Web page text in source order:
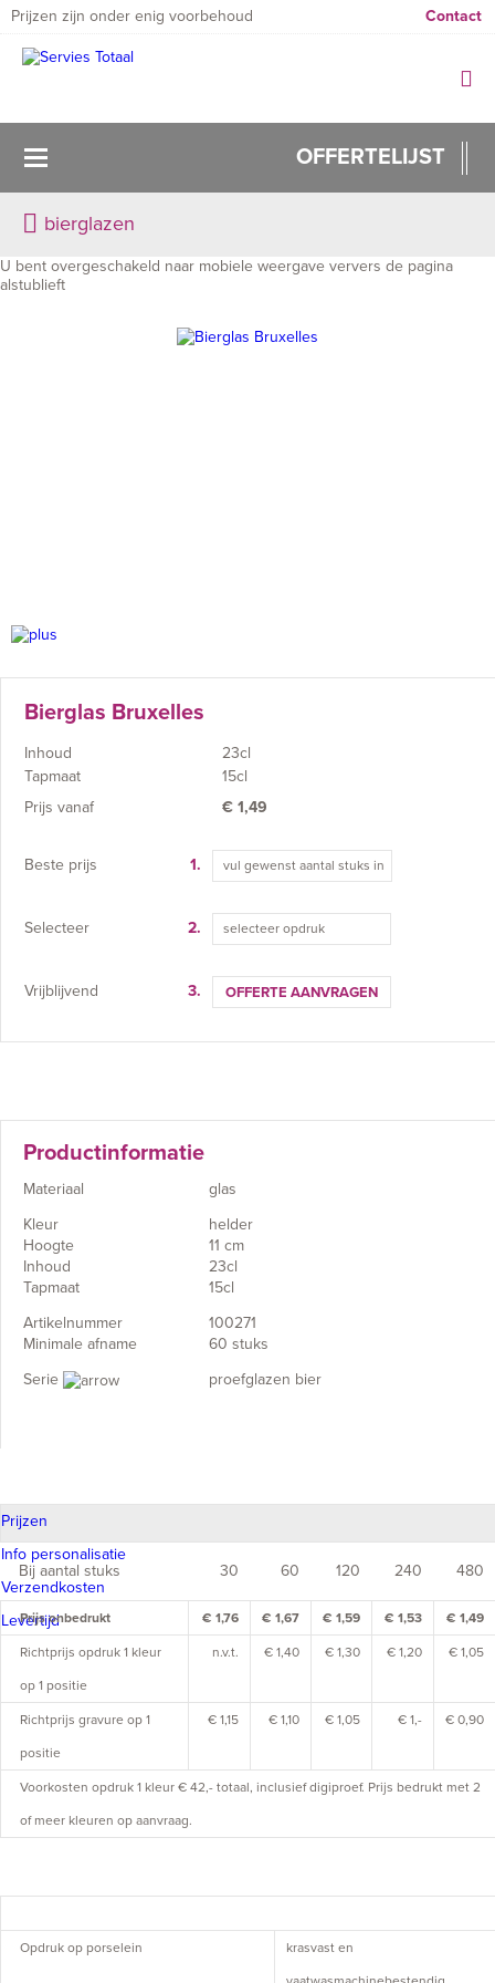
Prijzen zijn onder enig voorbehoud Contact
OFFERTELIJST
bierglazen
U bent overgeschakeld naar mobiele weergave ververs de pagina
alstublieft
Bierglas Bruxelles
Inhoud
23cl
Tapmaat
15cl
Prijs vanaf
€ 1,49
Beste prijs 1.
Selecteer 2. selecteer opdruk
Vrijblijvend 3. OFFERTE AANVRAGEN
Productinformatie
Materiaal
glas
Kleur
helder
Hoogte
11 cm
Inhoud
23cl
Tapmaat
15cl
Artikelnummer
100271
Minimale afname
60 stuks
Serie
proefglazen bier
Prijzen
Info personalisatie
Verzendkosten
Levertijd
Bij aantal stuks 30 60 120 240 480
Prijs onbedrukt € 1,76 € 1,67 € 1,59 € 1,53 € 1,49
Richtprijs opdruk 1 kleur
op 1 positie
n.v.t. € 1,40 € 1,30 € 1,20 € 1,05
Richtprijs gravure op 1
positie
€ 1,15 € 1,10 € 1,05 € 1,- € 0,90
Voorkosten opdruk 1 kleur € 42,- totaal, inclusief digiproef. Prijs bedrukt met 2
of meer kleuren op aanvraag.
Opdruk op porselein krasvast en